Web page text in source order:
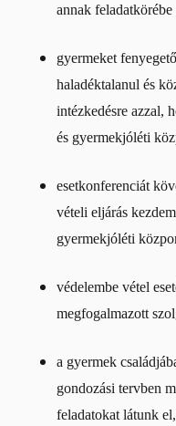
annak
gyermeket
haladéktalanul és
intézkedésre azzal,
és gyermekjóléti
esetkonferenciát
vételi eljárás
gyermekjóléti
védelembe vétel
megfogalmazott
a gyermek
gondozási tervben
feladatokat látunk